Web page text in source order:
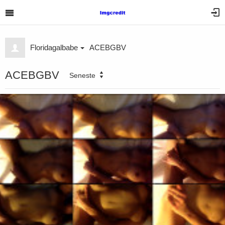
Floridagalbabe ACEBGBV
ACEBGBV Seneste